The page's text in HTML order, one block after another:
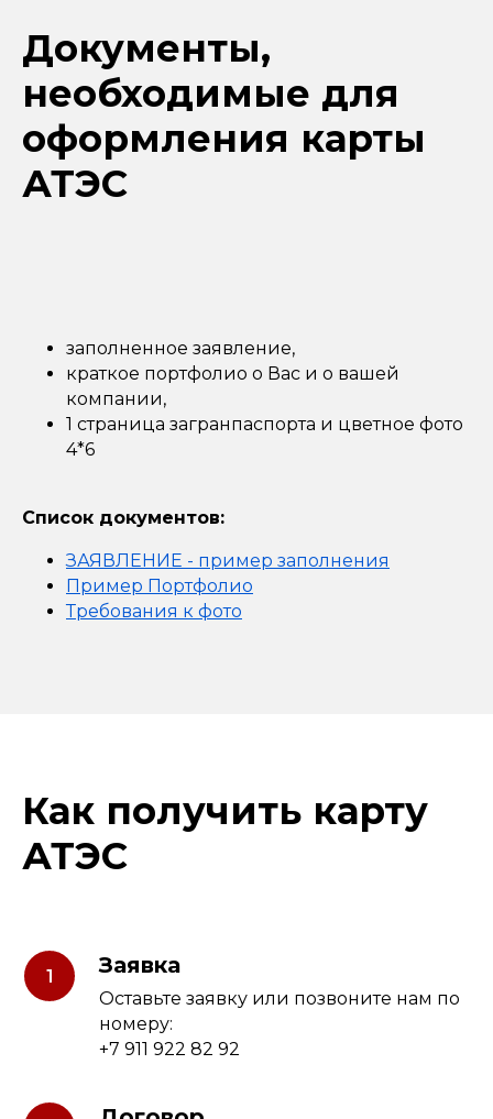
Документы,
необходимые для
оформления карты
АТЭС
заполненное заявление,
краткое портфолио о Вас и о вашей
компании,
1 страница загранпаспорта и цветное фото
4*6
Список документов:
ЗАЯВЛЕНИЕ - пример заполнения
Пример Портфолио
Требования к фото
Как получить карту
АТЭС
Заявка
Оставьте заявку или позвоните нам по
номеру:
+7 911 922 82 92